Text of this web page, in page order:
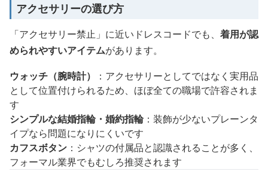
アクセサリーの選び方
「アクセサリー禁止」に近いドレスコードでも、 着用が認
められやすいアイテムがあります。
ウォッチ（腕時計）
：アクセサリーとしてではなく実用品
として位置付けられるため、ほぼ全ての職場で許容されま
す
シンプルな結婚指輪・婚約指輪：装飾が少ないプレーンタ
イプなら問題になりにくいです
カフスボタン ：シャツの付属品と認識されることが多く、
フォーマル業界でもむしろ推奨されます